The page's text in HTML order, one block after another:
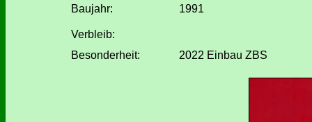
Baujahr: 1991
Verbleib:
Besonderheit:
2022 Einbau ZBS